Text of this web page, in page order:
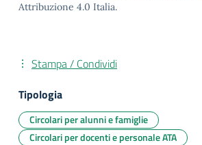
Attribuzione 4.0 Italia.
Stampa / Condividi
Tipologia
Circolari per alunni e famiglie
Circolari per docenti e personale ATA